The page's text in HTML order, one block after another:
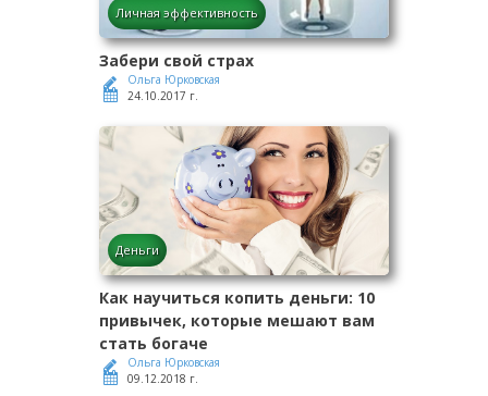
Личная эффективность
Забери свой страх
Ольга Юрковская
24.10.2017 г.
Деньги
Как научиться копить деньги: 10
привычек, которые мешают вам
стать богаче
Ольга Юрковская
09.12.2018 г.